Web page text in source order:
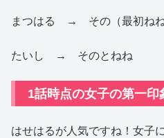
まつはる → その（最初ねね
たいし → そのとねね
1話時点の女子の第一印
はせはるが人気ですね！女子